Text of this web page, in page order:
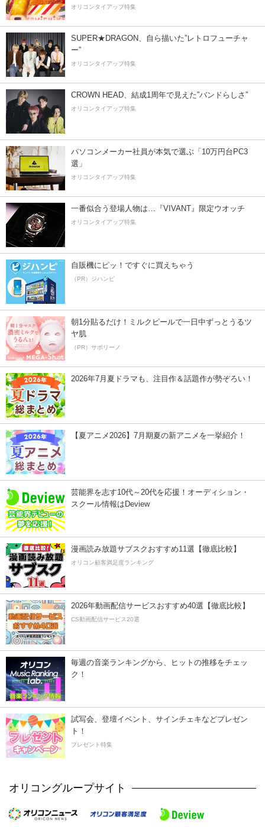
オリコンタイアップ特集
SUPER★DRAGON、自ら描いた”レトロフューチャ
ー”
オリコンタイアップ特集
CROWN HEAD、結成1周年で見えた”バンドらしさ”
オリコンタイアップ特集
パソコンメーカー社員が本気で選ぶ「10万円台PC3
選」
オリコンタイアップ特集
一番似合う登場人物は…『VIVANT』限定ウオッチ
オリコンタイアップ特集
自販機にピッ！ですぐに買えちゃう
（PR）ジハンピ
朝1分貼るだけ！ミルクピールで一日中ずっとうるツ
ヤ肌
（PR）サボリーノ
2026年7月夏ドラマも、注目作＆話題作が勢ぞろい！
【夏アニメ2026】7月期夏の新アニメを一挙紹介！
芸能界を志す10代～20代を応援！オーディション・
スクール情報はDeview
漫画読み放題サブスクおすすめ11選【徹底比較】
オリコン顧客満足度ランキング
2026年動画配信サービスおすすめ40選【徹底比較】
CS動画配信サービス20選
毎週の音楽ランキングから、ヒットの推移をチェッ
ク！
試写会、登壇イベント、サインチェキなどプレゼン
ト！
プレゼント特集
オリコングループサイト